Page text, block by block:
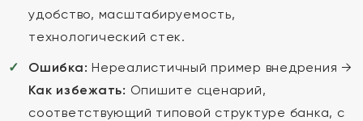
удобство, масштабируемость,
технологический стек.
Ошибка: Нереалистичный пример внедрения →
Как избежать: Опишите сценарий,
соответствующий типовой структуре банка, с